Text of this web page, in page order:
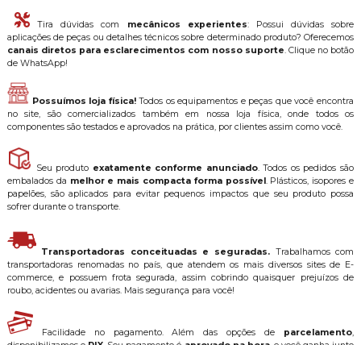
Tira dúvidas com mecânicos experientes: Possui dúvidas sobre
aplicações de peças ou detalhes técnicos sobre determinado produto? Oferecemos
canais diretos para esclarecimentos com nosso suporte. Clique no botão
de WhatsApp!
Possuímos loja física!Todos os equipamentos e peças que você encontra
no site, são comercializados também em nossa loja física, onde todos os
componentes são testados e aprovados na prática, por clientes assim como você.
Seu produto exatamente conforme anunciado. Todos os pedidos são
embalados da melhor e mais compacta forma possível . Plásticos, isopores e
papelões, são aplicados para evitar pequenos impactos que seu produto possa
sofrer durante o transporte.
Transportadoras conceituadas e seguradas. Trabalhamos com
transportadoras renomadas no país, que atendem os mais diversos sites de E-
commerce, e possuem frota segurada, assim cobrindo quaisquer prejuízos de
roubo, acidentes ou avarias. Mais segurança para você!
Facilidade no pagamento. Além das opções de parcelamento,